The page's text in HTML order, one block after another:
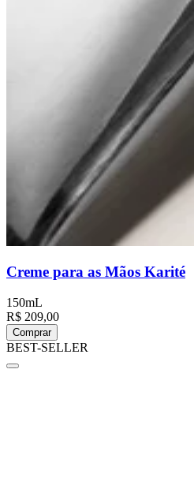
Creme para as Mãos Karité
150mL
R$ 209,00
Comprar
BEST-SELLER